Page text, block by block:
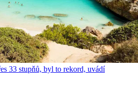
33 stupňů, byl to rekord, uvádí